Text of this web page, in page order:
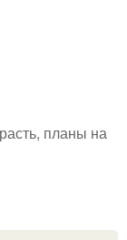
планы на